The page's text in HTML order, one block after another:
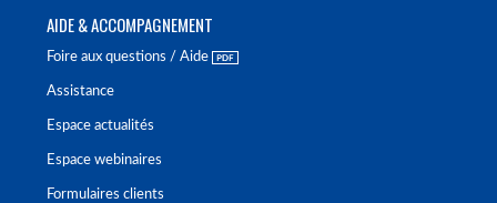
AIDE & ACCOMPAGNEMENT
Foire aux questions / Aide
Assistance
Espace actualités
Espace webinaires
Formulaires clients